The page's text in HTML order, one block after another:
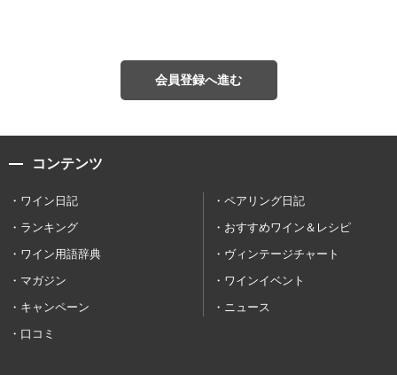
会員登録へ進む
コンテンツ
ワイン日記
ペアリング日記
ランキング
おすすめワイン＆レシピ
ワイン用語辞典
ヴィンテージチャート
マガジン
ワインイベント
キャンペーン
ニュース
口コミ